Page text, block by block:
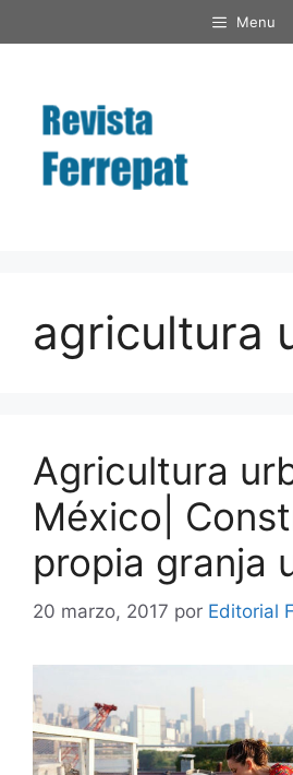
al
Menu
agricultura
Agricultura
México|
propia granja
20 marzo, 2017 por Editorial